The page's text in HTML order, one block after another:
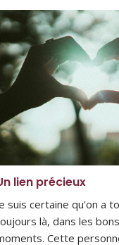
lien précieux
suis certaine qu’on a
là, dans les
Cette